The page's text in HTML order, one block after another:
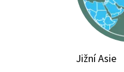
Jižní Asie